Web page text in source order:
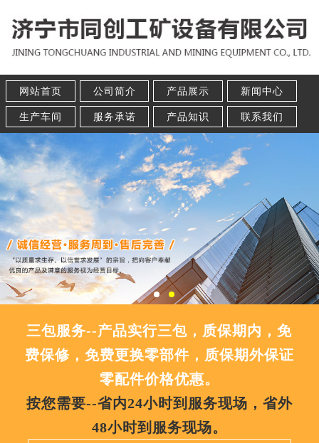
网站首页 公司简介 产品展示 新闻中心
生产车间 服务承诺 产品知识 联系我们
三包服务--产品实行三包，质保期内，免
费保修，免费更换零部件，质保期外保证
零配件价格优惠。
按您需要--省内24小时到服务现场，省外
48小时到服务现场。